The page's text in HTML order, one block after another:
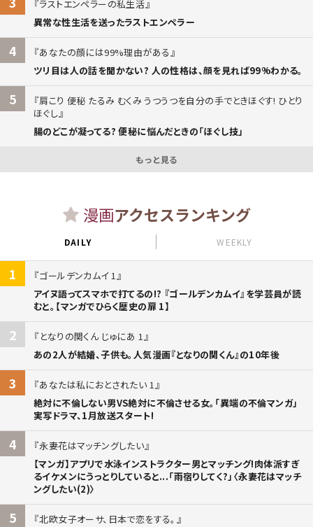
ラストエンペラーの私生活
異常な性生活を送ったラストエンペラー
4
あなたの顔には99%理由がある
ツリ目は人の話を聞かない? 人の性格は、顔を見れば99%わかる。
5
肩こり 便秘 たるみ むくみ うつうつを自分の手でときほぐす! ひとり
ほぐし
腸のどこが凝ってる? 便秘に悩んだときの「ほぐし技」
もっと見る
漫画アクセスランキング
DAILY WEEKLY
1
ゴールデンカムイ 1
アイヌ語ってスマホで打てるの!? 『ゴールデンカムイ』を学芸員が読
むと。【マンガでひらく歴史の扉 1】
2
となりの関くん じゅにあ 1
あの2人が結婚、子供も。人気漫画『となりの関くん』の10年後
3
あなたは私におとされたい 1
絶対に不倫しない男VS絶対に不倫させる女。「異端の不倫マンガ」
実写ドラマ、1月放送スタート!
4
永妻花はマッチングしたい
【マンガ】アプリで水泳インストラクター男とマッチング!肉体派すぎ
るイケメンにうっとりしていると...「雨宿りしてく?」〈永妻花はマッチ
ングしたい(2)〉
5
北欧女子オーサ、日本で恋をする。